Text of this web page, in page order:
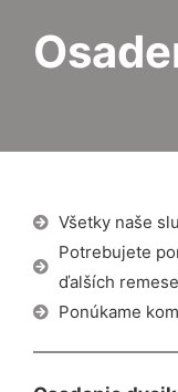
Všetky naše
Potrebujete
ďalších
Ponúkame